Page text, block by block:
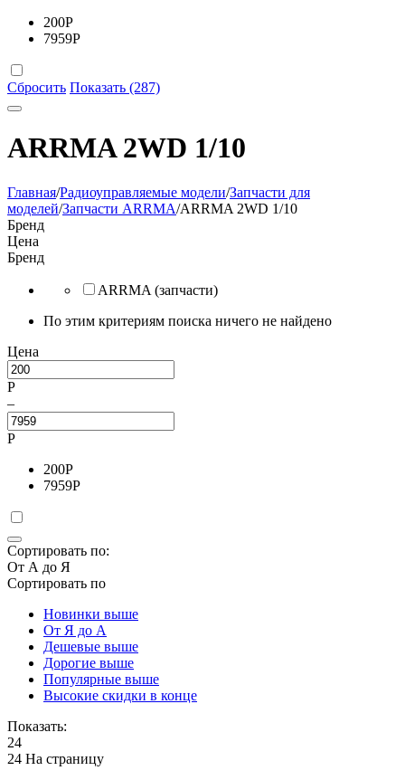
200Р
7959Р
Сбросить Показать (287)
ARRMA 2WD 1/10
Главная/Радиоуправляемые модели/Запчасти для
моделей/Запчасти ARRMA/ARRMA 2WD 1/10
Бренд
Цена
Бренд
ARRMA (запчасти)
По этим критериям поиска ничего не найдено
Цена
Р
–
Р
200Р
7959Р
Сортировать по:
От А до Я
Сортировать по
Новинки выше
От Я до А
Дешевые выше
Дорогие выше
Популярные выше
Высокие скидки в конце
Показать:
24
24 На страницу